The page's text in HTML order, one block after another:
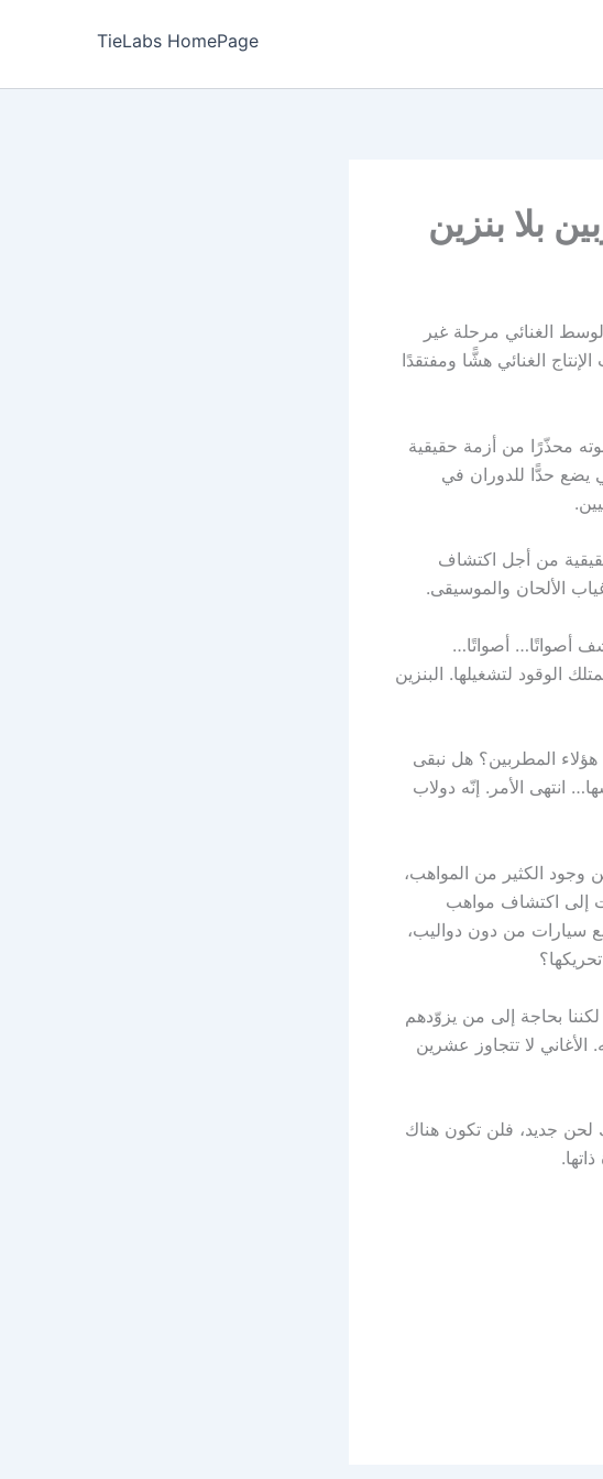
TieLabs HomePage
بلا بنزين
الغنائي مرحلة غير
الغنائي هشًّا ومفتقدًا
محذّرًا من أزمة حقيقية
يضع حدًّا للدوران في
من أجل اكتشاف
الألحان والموسيقى.
أصواتًا… أصواتًا…
الوقود لتشغيلها. البنزين
المطربين؟ هل نبقى
انتهى الأمر. إنّه دولاب
الكثير من المواهب،
إلى اكتشاف مواهب
سيارات من دون دواليب،
لكننا بحاجة إلى من يزوّدهم
الأغاني لا تتجاوز عشرين
لحن جديد، فلن تكون هناك